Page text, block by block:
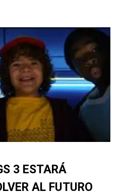
3 ESTARÁ
AL FUTURO